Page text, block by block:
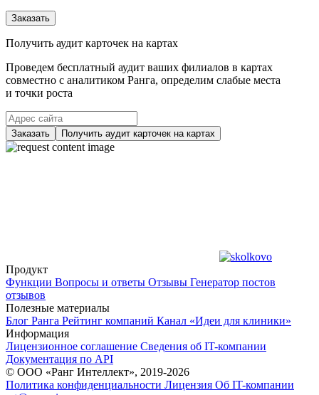
Заказать
Получить аудит карточек на картах
Проведем бесплатный аудит ваших филиалов в картах
совместно с аналитиком Ранга, определим слабые места
и точки роста
Заказать Получить аудит карточек на картах
Продукт
Функции Вопросы и ответы Отзывы Генератор постов
отзывов
Полезные материалы
Блог Ранга Рейтинг компаний Канал «Идеи для клиники»
Информация
Лицензионное соглашение Сведения об IT-компании
Документация по API
© ООО «Ранг Интеллект», 2019-2026
Политика конфиденциальности Лицензия Об IT-компании